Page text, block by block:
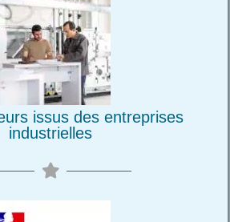
issus des entreprises
industrielles